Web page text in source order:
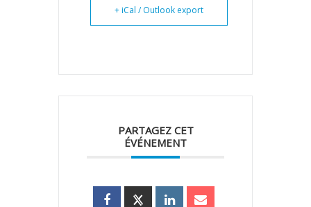
+ iCal / Outlook export
PARTAGEZ CET
ÉVÉNEMENT